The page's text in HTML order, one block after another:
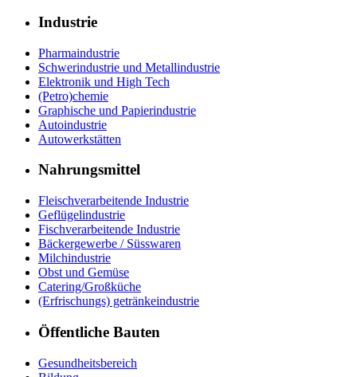
Industrie
Pharmaindustrie
Schwerindustrie und Metallindustrie
Elektronik und High Tech
(Petro)chemie
Graphische und Papierindustrie
Autoindustrie
Autowerkstätten
Nahrungsmittel
Fleischverarbeitende Industrie
Geflügelindustrie
Fischverarbeitende Industrie
Bäckergewerbe / Süsswaren
Milchindustrie
Obst und Gemüse
Catering/Großküche
(Erfrischungs) getränkeindustrie
Öffentliche Bauten
Gesundheitsbereich